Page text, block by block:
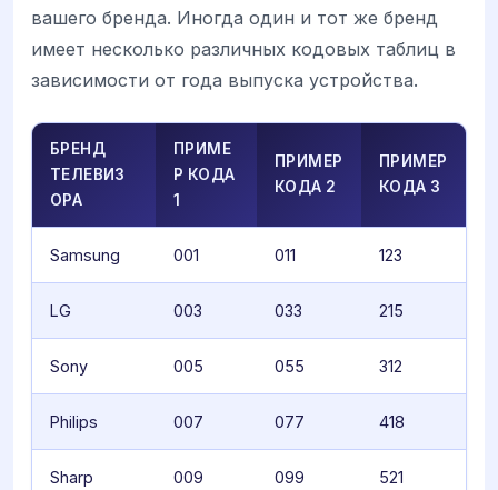
вашего бренда. Иногда один и тот же бренд
имеет несколько различных кодовых таблиц в
зависимости от года выпуска устройства.
БРЕНД
ТЕЛЕВИЗ
ОРА
ПРИМЕ
Р КОДА
1
ПРИМЕР
КОДА 2
ПРИМЕР
КОДА 3
Samsung 001 011 123
LG 003 033 215
Sony 005 055 312
Philips 007 077 418
Sharp 009 099 521